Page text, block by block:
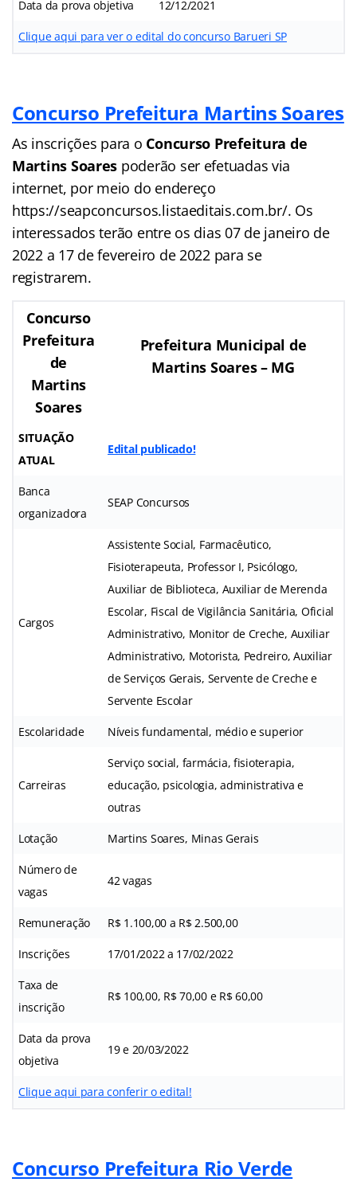
Data da prova objetiva 12/12/2021
Clique aqui para ver o edital do concurso Barueri SP
Concurso Prefeitura Martins Soares
As inscrições para o Concurso Prefeitura de
Martins Soares poderão ser efetuadas via
internet, por meio do endereço
https://seapconcursos.listaeditais.com.br/. Os
interessados terão entre os dias 07 de janeiro de
2022 a 17 de fevereiro de 2022 para se
registrarem.
Concurso
Prefeitura
de
Martins
Soares
Prefeitura Municipal de
Martins Soares – MG
SITUAÇÃO
ATUAL
Edital publicado!
Banca
organizadora
SEAP Concursos
Cargos
Assistente Social, Farmacêutico,
Fisioterapeuta, Professor I, Psicólogo,
Auxiliar de Biblioteca, Auxiliar de Merenda
Escolar, Fiscal de Vigilância Sanitária, Oficial
Administrativo, Monitor de Creche, Auxiliar
Administrativo, Motorista, Pedreiro, Auxiliar
de Serviços Gerais, Servente de Creche e
Servente Escolar
Escolaridade Níveis fundamental, médio e superior
Carreiras
Serviço social, farmácia, fisioterapia,
educação, psicologia, administrativa e
outras
Lotação Martins Soares, Minas Gerais
Número de
vagas
42 vagas
Remuneração R$ 1.100,00 a R$ 2.500,00
Inscrições 17/01/2022 a 17/02/2022
Taxa de
inscrição
R$ 100,00, R$ 70,00 e R$ 60,00
Data da prova
objetiva
19 e 20/03/2022
Clique aqui para conferir o edital!
Concurso Prefeitura Rio Verde